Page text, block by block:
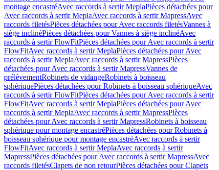
montage encastréAvec raccords à sertir MeplaPièces détachées pour
Avec raccords à sertir MeplaAvec raccords à sertir MapressAvec
raccords filetésPièces détachées pour Avec raccords filetésVannes à
siège inclinéPièces détachées pour Vannes à siège inclinéAvec
raccords à sertir FlowFitPièces détachées pour Avec raccords à sertir
FlowFitAvec raccords à sertir MeplaPièces détachées pour Avec
raccords à sertir MeplaAvec raccords à sertir MapressPièces
détachées pour Avec raccords à sertir MapressVannes de
prélèvementRobinets de vidangeRobinets à boisseau
sphériquePièces détachées pour Robinets à boisseau sphériqueAvec
raccords à sertir FlowFitPièces détachées pour Avec raccords à sertir
FlowFitAvec raccords à sertir MeplaPièces détachées pour Avec
raccords à sertir MeplaAvec raccords à sertir MapressPièces
détachées pour Avec raccords à sertir MapressRobinets à boisseau
sphérique pour montage encastréPièces détachées pour Robinets à
boisseau sphérique pour montage encastréAvec raccords à sertir
FlowFitAvec raccords à sertir MeplaAvec raccords à sertir
MapressPièces détachées pour Avec raccords à sertir MapressAvec
raccords filetésClapets de non retourPièces détachées pour Clapets